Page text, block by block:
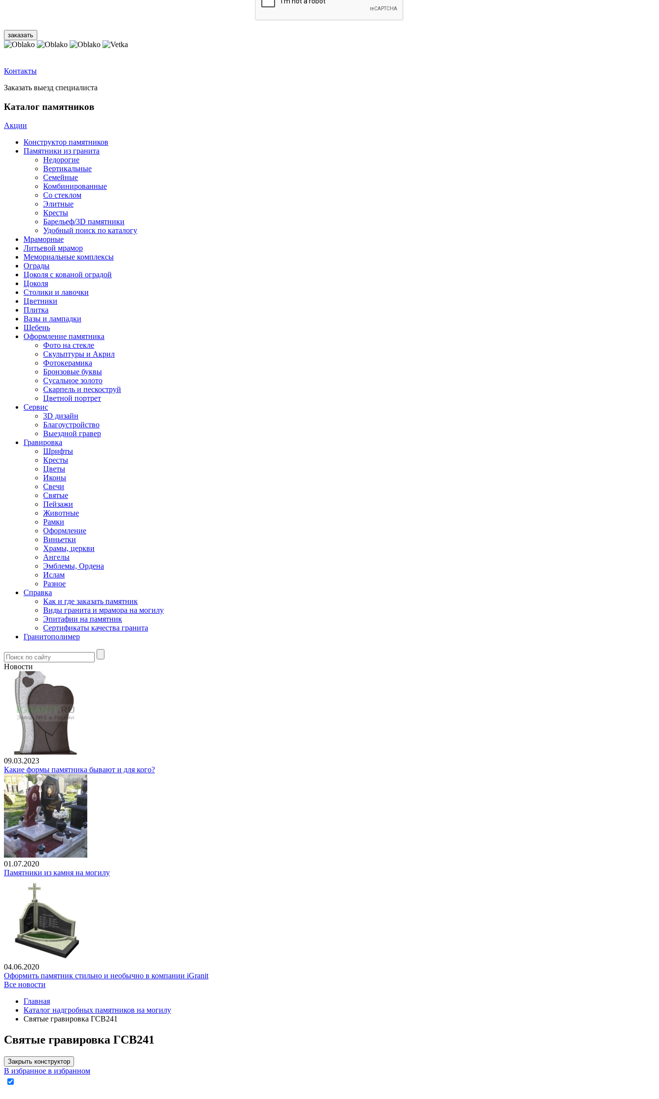
Контакты
Заказать выезд специалиста
Каталог памятников
Акции
Конструктор памятников
Памятники из гранита
Недорогие
Вертикальные
Семейные
Комбинированные
Со стеклом
Элитные
Кресты
Барельеф/3D памятники
Удобный поиск по каталогу
Мраморные
Литьевой мрамор
Мемориальные комплексы
Ограды
Цоколя с кованой оградой
Цоколя
Столики и лавочки
Цветники
Плитка
Вазы и лампадки
Щебень
Оформление памятника
Фото на стекле
Скульптуры и Акрил
Фотокерамика
Бронзовые буквы
Сусальное золото
Скарпель и пескоструй
Цветной портрет
Сервис
3D дизайн
Благоустройство
Выездной гравер
Гравировка
Шрифты
Кресты
Цветы
Иконы
Свечи
Святые
Пейзажи
Животные
Рамки
Оформление
Виньетки
Храмы, церкви
Ангелы
Эмблемы, Ордена
Ислам
Разное
Справка
Как и где заказать памятник
Виды гранита и мрамора на могилу
Эпитафии на памятник
Сертификаты качества гранита
Гранитополимер
Новости
09.03.2023
Какие формы памятника бывают и для кого?
01.07.2020
Памятники из камня на могилу
04.06.2020
Оформить памятник стильно и необычно в компании iGranit
Все новости
Главная
Каталог надгробных памятников на могилу
Святые гравировка ГСВ241
Святые гравировка ГСВ241
Закрыть конструктор
В избранное в избранном